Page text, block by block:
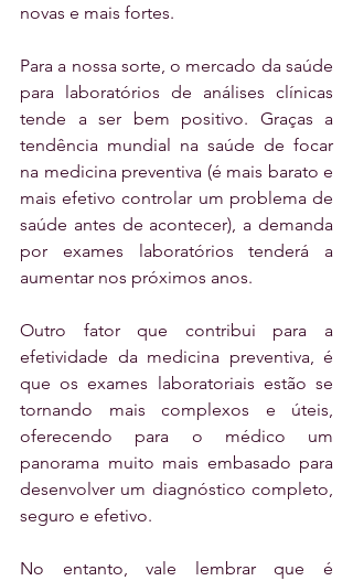
novas e mais fortes.
Para a nossa sorte, o mercado da saúde
para laboratórios de análises clínicas
tende a ser bem positivo. Graças a
tendência mundial na saúde de focar
na medicina preventiva (é mais barato e
mais efetivo controlar um problema de
saúde antes de acontecer), a demanda
por exames laboratórios tenderá a
aumentar nos próximos anos.
Outro fator que contribui para a
efetividade da medicina preventiva, é
que os exames laboratoriais estão se
tornando mais complexos e úteis,
oferecendo para o médico um
panorama muito mais embasado para
desenvolver um diagnóstico completo,
seguro e efetivo.
No entanto, vale lembrar que é